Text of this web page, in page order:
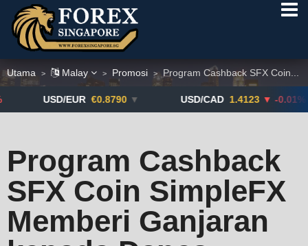
Utama > Malay > Promosi >Program Cashback SFX Coin...
USD/EUR €0.8790 ▼ USD/CAD 1.4123 ▼ -0.01%
Program Cashback
SFX Coin SimpleFX
Memberi Ganjaran